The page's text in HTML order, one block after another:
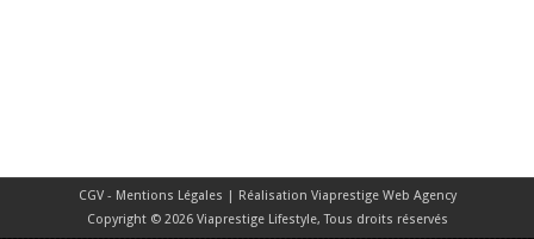
CGV - Mentions Légales | Réalisation Viaprestige Web Agency
Copyright © 2026 Viaprestige Lifestyle, Tous droits réservés